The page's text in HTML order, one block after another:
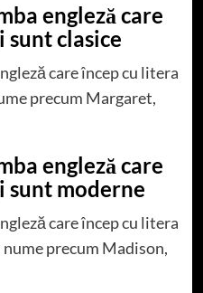
engleză care
sunt clasice
care încep cu litera
precum Margaret,
engleză care
sunt moderne
care încep cu litera
precum Madison,